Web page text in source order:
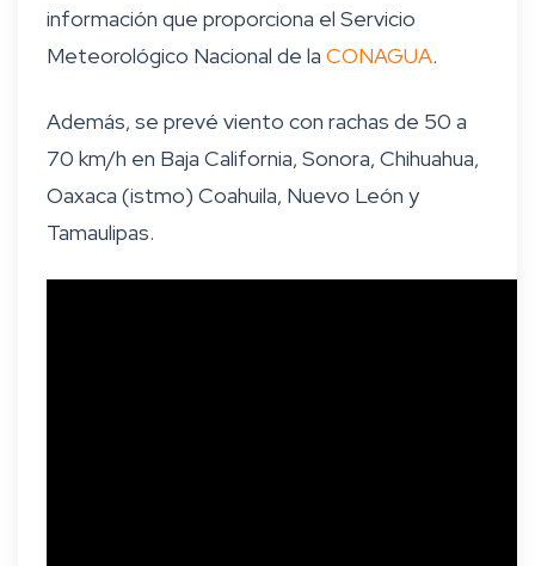
información que proporciona el Servicio
Meteorológico Nacional de la CONAGUA.
Además, se prevé viento con rachas de 50 a
70 km/h en Baja California, Sonora, Chihuahua,
Oaxaca (istmo) Coahuila, Nuevo León y
Tamaulipas.